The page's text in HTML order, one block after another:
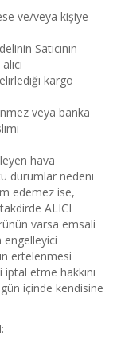
ve/veya kişiye
Satıcının
kargo
veya banka
hava
durumlar nedeni
edemez ise,
ALICI
varsa emsali
ertelenmesi
iptal etme hakkını
içinde kendisine